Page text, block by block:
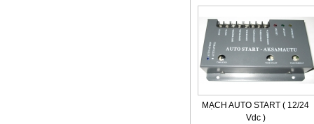
MẠCH AUTO START ( 12/24
Vdc )